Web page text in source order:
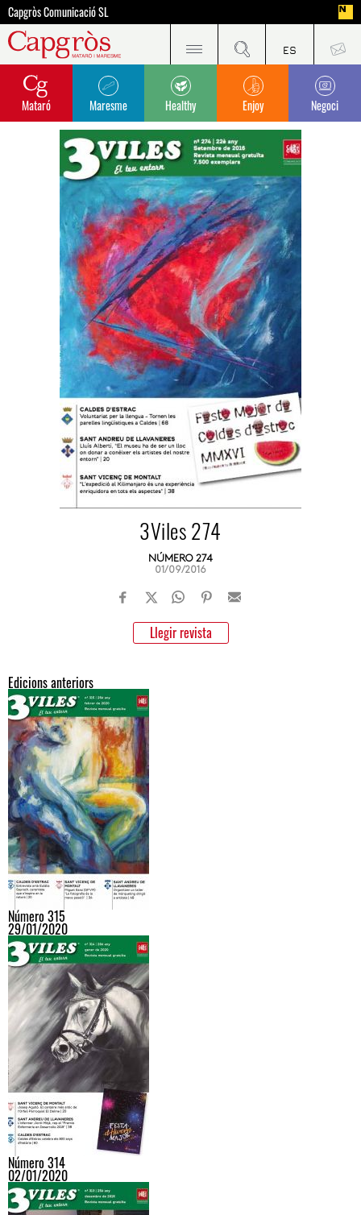
Capgròs Comunicació SL
Mataró Maresme Healthy Enjoy Negoci
3Viles 274
NÚMERO 274
01/09/2016
Llegir revista
Edicions anteriors
Número 315
29/01/2020
Número 314
02/01/2020